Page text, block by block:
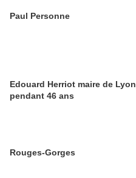
Paul Personne
Edouard Herriot maire de Lyon
pendant 46 ans
Rouges-Gorges